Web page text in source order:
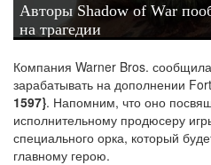
Авторы Shadow of War
на трагедии
Компания Warner Bros.
зарабатывать на дополнении
1597}. Напомним, что оно
исполнительному продюсеру
специального орка, который
главному герою.